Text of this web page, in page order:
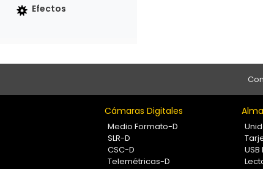
Efectos
Cámaras Digitales
Medio Formato-D
SLR-D
CSC-D
Telemétricas-D